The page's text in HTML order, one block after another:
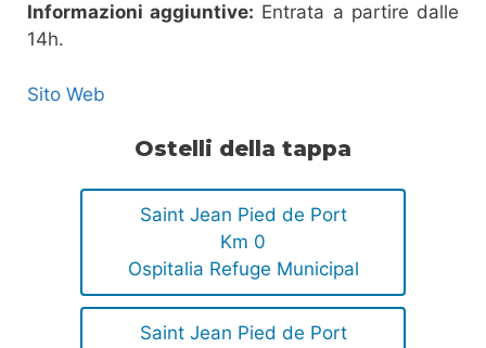
Informazioni aggiuntive: Entrata a partire dalle
14h.
Sito Web
Ostelli della tappa
Saint Jean Pied de Port
Km 0
Ospitalia Refuge Municipal
Saint Jean Pied de Port